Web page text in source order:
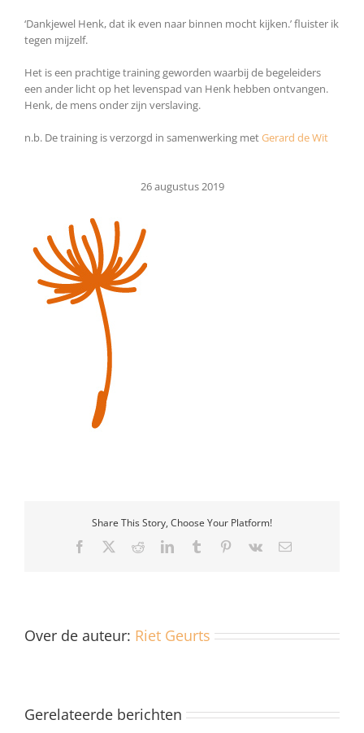
‘Dankjewel Henk, dat ik even naar binnen mocht kijken.’ fluister ik
tegen mijzelf.
Het is een prachtige training geworden waarbij de begeleiders
een ander licht op het levenspad van Henk hebben ontvangen.
Henk, de mens onder zijn verslaving.
n.b. De training is verzorgd in samenwerking metGerard de Wit
26 augustus 2019
Share This Story, Choose Your Platform!
Facebook RedditLinkedInTumblr Pinterest
Vk
E-
Over de auteur: Riet Geurts
Gerelateerde berichten